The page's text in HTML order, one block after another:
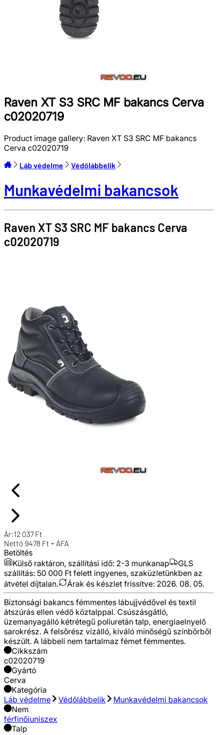
Raven XT S3 SRC MF bakancs Cerva
c02020719
Product image gallery: Raven XT S3 SRC MF bakancs
Cerva c02020719
Láb védelme Védőlábbelik
Munkavédelmi bakancsok
Raven XT S3 SRC MF bakancs Cerva
c02020719
Ár:12 037 Ft
Nettó 9478 Ft + ÁFA
Betöltés
Külső raktáron, szállítási idő: 2-3 munkanap
GLS
szállítás: 50 000 Ft felett ingyenes, szaküzletünkben az
átvétel díjtalan.
Árak és készlet frissítve: 2026. 08. 05.
Biztonsági bakancs fémmentes lábujjvédővel és textil
átszúrás ellen védő köztalppal. Csúszásgátló,
üzemanyagálló kétrétegű poliuretán talp, energiaelnyelő
sarokrész. A felsőrész vízálló, kiváló minőségű színbőrből
készült. A lábbeli nem tartalmaz fémet fémmentes.
Cikkszám
c02020719
Gyártó
Cerva
Kategória
Láb védelme
Védőlábbelik
Munkavédelmi bakancsok
Nem
férfinőiuniszex
Talp